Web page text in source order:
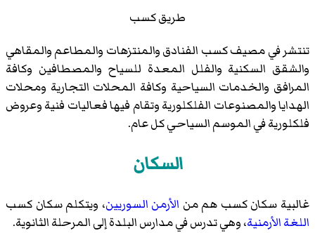
طريق كسب
تنتشر فيمصيف كسب الفنادق والمنتزهات والمطاعم والمقاهي
والشقق السكنية والفلل المعدة للسياح والمصطافين وكافة
المرافق والخدمات السياحية وكافة المحلات التجارية ومحلات
الهدايا والمصنوعات الفلكلورية وتقام فيها فعاليات فنية وعروض
فلكلورية في الموسم السياحي كل عام.
السكان
غالبية سكان كسب هم من الأرمن السوريين، ويتكلم سكان كسب
اللغة الأرمنية، وهي تدرس في مدارس البلدة إلى المرحلة الثانوية.